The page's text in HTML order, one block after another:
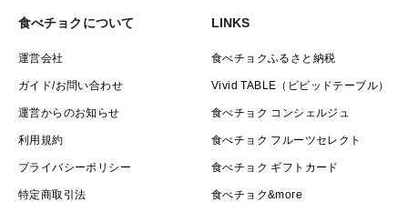
食べチョクについて
運営会社
ガイド/お問い合わせ
運営からのお知らせ
利用規約
プライバシーポリシー
特定商取引法
LINKS
食べチョクふるさと納税
Vivid TABLE（ビビッドテーブル）
食べチョク コンシェルジュ
食べチョク フルーツセレクト
食べチョク ギフトカード
食べチョク&more